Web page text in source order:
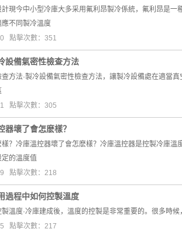
現今中小型冷庫大多采用氟利昂製冷係統，氟利昂是
不同製冷溫度
點擊次數：351
設備氣密性檢查方法
方法·製冷設備氣密性檢查方法，讓製冷設備處在適當
點擊次數：305
器壞了會怎麽樣？
？冷庫溫控器壞了會怎麽樣？冷庫溫控器是控製冷庫
的溫度值
點擊次數：218
過程中如何控製溫度
溫度·冷庫建成後，溫度的控製是非常重要的。很多
點擊次數：217